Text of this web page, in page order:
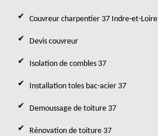
Couvreur charpentier 37 Indre-et-Loire
Devis couvreur
Isolation de combles 37
Installation toles bac-acier 37
Demoussage de toiture 37
Rénovation de toiture 37